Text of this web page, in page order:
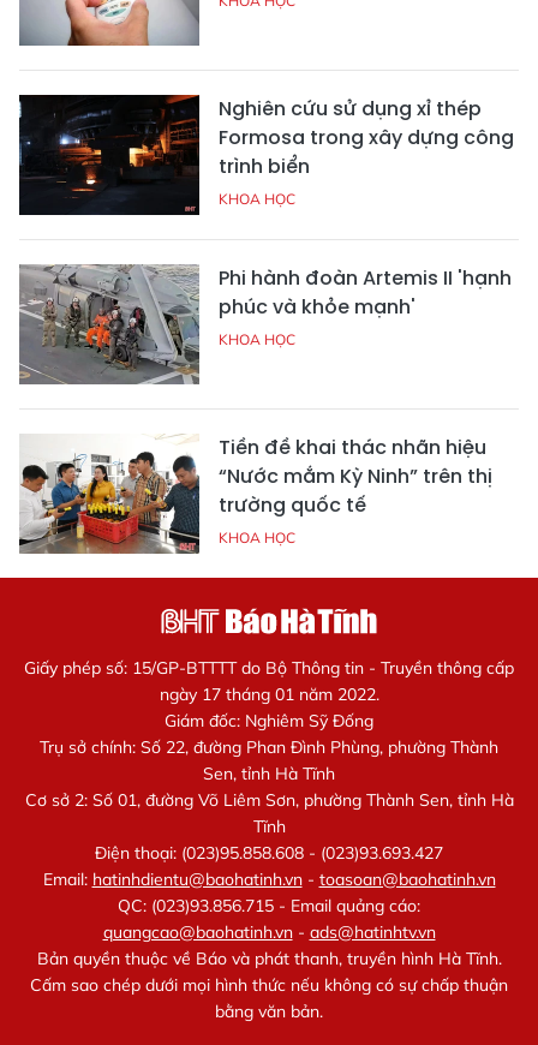
Nghiên cứu sử dụng xỉ thép
Formosa trong xây dựng công
trình biển
KHOA HỌC
Phi hành đoàn Artemis II 'hạnh
phúc và khỏe mạnh'
KHOA HỌC
Tiền đề khai thác nhãn hiệu
“Nước mắm Kỳ Ninh” trên thị
trường quốc tế
KHOA HỌC
Giấy phép số: 15/GP-BTTTT do Bộ Thông tin - Truyền thông cấp
ngày 17 tháng 01 năm 2022.
Giám đốc: Nghiêm Sỹ Đống
Trụ sở chính: Số 22, đường Phan Đình Phùng, phường Thành
Sen, tỉnh Hà Tĩnh
Cơ sở 2: Số 01, đường Võ Liêm Sơn, phường Thành Sen, tỉnh Hà
Tĩnh
Điện thoại: (023)95.858.608 - (023)93.693.427
Email: hatinhdientu@baohatinh.vn- toasoan@baohatinh.vn
QC: (023)93.856.715 - Email quảng cáo:
quangcao@baohatinh.vn- ads@hatinhtv.vn
Bản quyền thuộc về Báo và phát thanh, truyền hình Hà Tĩnh.
Cấm sao chép dưới mọi hình thức nếu không có sự chấp thuận
bằng văn bản.